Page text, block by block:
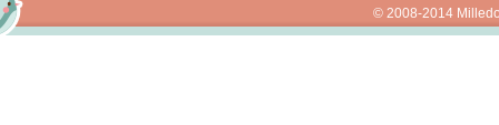
© 2008-2014